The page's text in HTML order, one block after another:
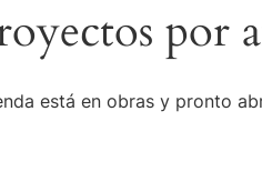
por
está en obras y pronto